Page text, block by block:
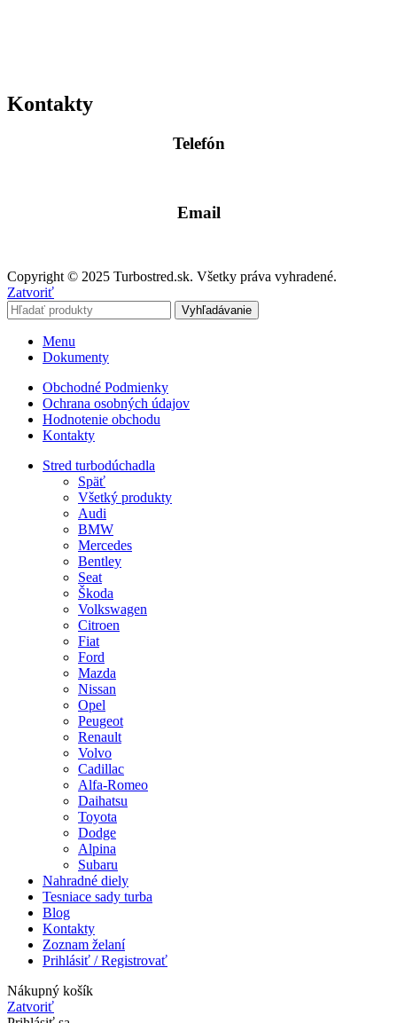
Kontakty
Telefón
Email
Copyright © 2025 Turbostred.sk. Všetky práva vyhradené.
Zatvoriť
Vyhľadávanie
Menu
Dokumenty
Obchodné Podmienky
Ochrana osobných údajov
Hodnotenie obchodu
Kontakty
Stred turbodúchadla
Späť
Všetký produkty
Audi
BMW
Mercedes
Bentley
Seat
Škoda
Volkswagen
Citroen
Fiat
Ford
Mazda
Nissan
Opel
Peugeot
Renault
Volvo
Cadillac
Alfa-Romeo
Daihatsu
Toyota
Dodge
Alpina
Subaru
Nahradné diely
Tesniace sady turba
Blog
Kontakty
Zoznam želaní
Prihlásiť / Registrovať
Nákupný košík
Zatvoriť